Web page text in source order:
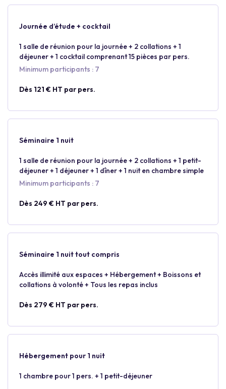
Journée d’étude + cocktail
1 salle de réunion pour la journée + 2 collations + 1
déjeuner + 1 cocktail comprenant 15 pièces par pers.
Minimum participants : 7
Dès 121 € HT par pers.
Séminaire 1 nuit
1 salle de réunion pour la journée + 2 collations + 1 petit-
déjeuner + 1 déjeuner + 1 dîner + 1 nuit en chambre simple
Minimum participants : 7
Dès 249 € HT par pers.
Séminaire 1 nuit tout compris
Accès illimité aux espaces + Hébergement + Boissons et
collations à volonté + Tous les repas inclus
Dès 279 € HT par pers.
Hébergement pour 1 nuit
1 chambre pour 1 pers. + 1 petit-déjeuner